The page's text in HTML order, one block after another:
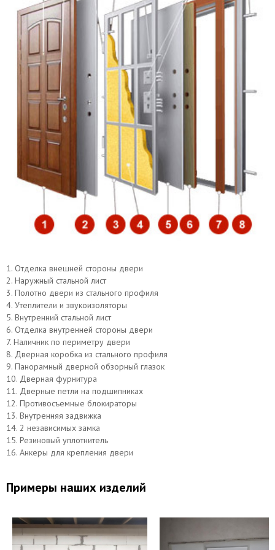
коробки
50×2 мм
Резиновый уплотнитель
по периметру полотна и коробки
E, D
Притворная планка
(нащельник)
полоса 16×4 мм
диаметр 20 мм
Противосъемные устройства противосъёмные блокираторы
Отделка снаружи МДФ
Отделка внутри МДФ
Верхний замок САМ Нижний замок МосРентген
1. Отделка внешней стороны двери
2. Наружный стальной лист
3. Полотно двери из стального профиля
4. Утеплители и звукоизоляторы
5. Внутренний стальной лист
6. Отделка внутренней стороны двери
7. Наличник по периметру двери
8. Дверная коробка из стального профиля
9. Панорамный дверной обзорный глазок
10. Дверная фурнитура
11. Дверные петли на подшипниках
12. Противосъемные блокираторы
13. Внутренняя задвижка
14. 2 независимых замка
15. Резиновый уплотнитель
16. Анкеры для крепления двери
Примеры наших изделий